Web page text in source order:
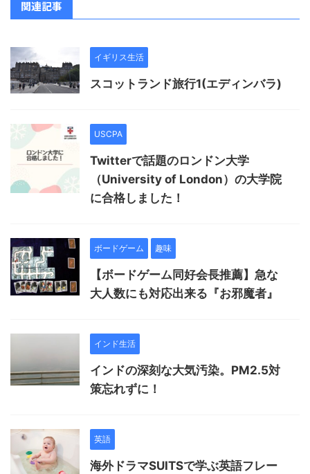
関連記事
イギリス生活
スコットランド旅行1(エディンバラ)
USCPA
Twitterで話題のロンドン大学
（University of London）の大学院
に合格しました！
ボードゲーム 趣味
【ボードゲーム同好会長推薦】急な
大人数にも対応出来る『お邪魔者』
インド生活
インドの深刻な大気汚染。PM2.5対
策忘れずに！
英語
海外ドラマSUITSで学ぶ英語フレー